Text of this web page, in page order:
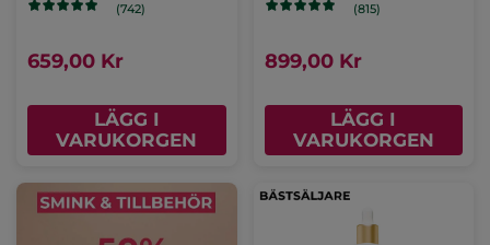
(742)
659,00 Kr
LÄGG I
VARUKORGEN
(815)
899,00 Kr
LÄGG I
VARUKORGEN